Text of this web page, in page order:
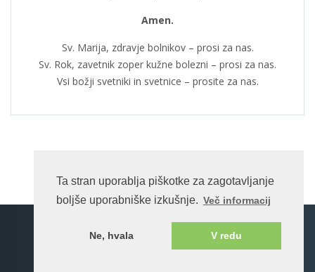
Ta stran uporablja piškotke za zagotavljanje
boljše uporabniške izkušnje. Več informacij
Ne, hvala V redu
Amen.
Sv. Marija, zdravje bolnikov – prosi za nas.
Sv. Rok, zavetnik zoper kužne bolezni – prosi za nas.
Vsi božji svetniki in svetnice – prosite za nas.
2026 Vse pravice pridržane.